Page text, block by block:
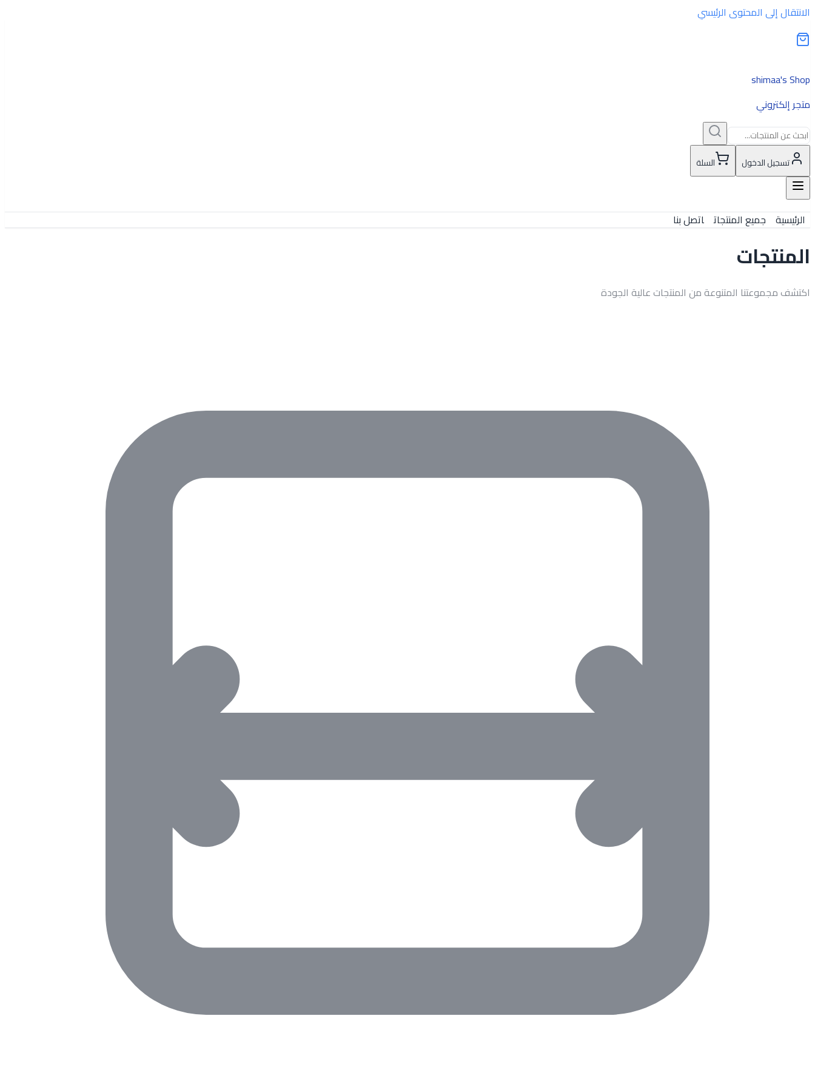
الانتقال إلى المحتوى الرئيسي
shimaa's Shop
متجر إلكتروني
تسجيل الدخول السلة
الرئيسية جميع المنتجات اتصل بنا
المنتجات
اكتشف مجموعتنا المتنوعة من المنتجات عالية الجودة